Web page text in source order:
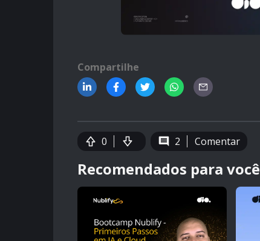
Compartilhe
0 2 Comentar
Recomendados para você